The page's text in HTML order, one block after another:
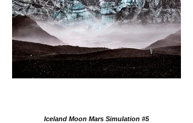
Iceland Moon Mars Simulation #5